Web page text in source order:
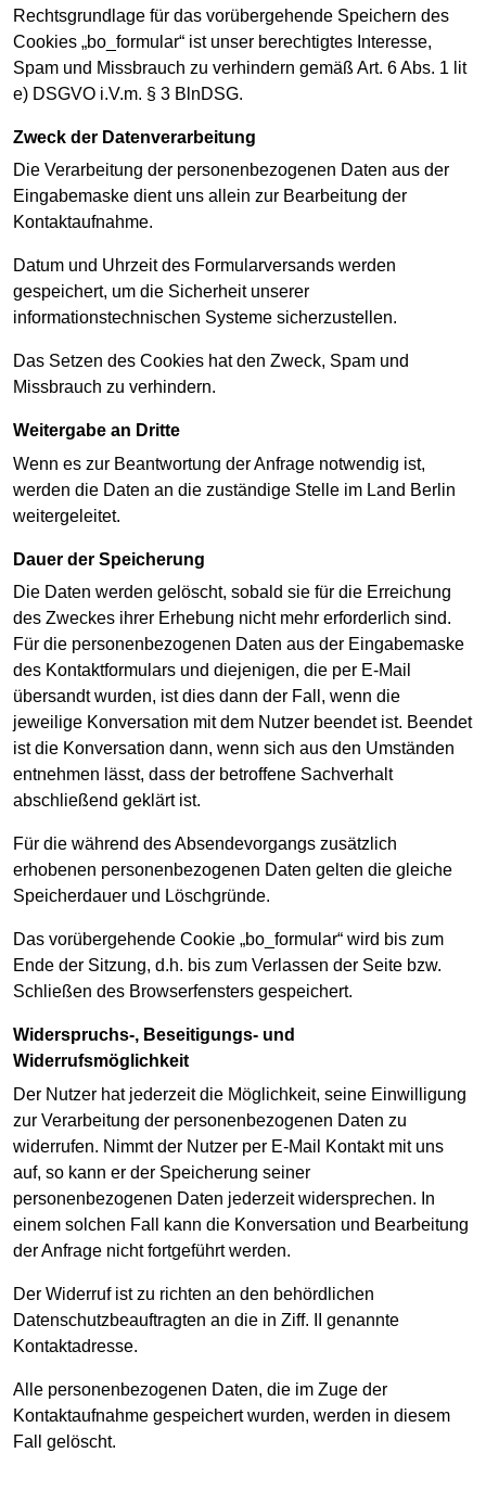
Rechtsgrundlage für das vorübergehende Speichern des
Cookies „bo_formular“ ist unser berechtigtes Interesse,
Spam und Missbrauch zu verhindern gemäß Art. 6 Abs. 1 lit
e) DSGVO i.V.m. § 3 BlnDSG.
Zweck der Datenverarbeitung
Die Verarbeitung der personenbezogenen Daten aus der
Eingabemaske dient uns allein zur Bearbeitung der
Kontaktaufnahme.
Datum und Uhrzeit des Formularversands werden
gespeichert, um die Sicherheit unserer
informationstechnischen Systeme sicherzustellen.
Das Setzen des Cookies hat den Zweck, Spam und
Missbrauch zu verhindern.
Weitergabe an Dritte
Wenn es zur Beantwortung der Anfrage notwendig ist,
werden die Daten an die zuständige Stelle im Land Berlin
weitergeleitet.
Dauer der Speicherung
Die Daten werden gelöscht, sobald sie für die Erreichung
des Zweckes ihrer Erhebung nicht mehr erforderlich sind.
Für die personenbezogenen Daten aus der Eingabemaske
des Kontaktformulars und diejenigen, die per E-Mail
übersandt wurden, ist dies dann der Fall, wenn die
jeweilige Konversation mit dem Nutzer beendet ist. Beendet
ist die Konversation dann, wenn sich aus den Umständen
entnehmen lässt, dass der betroffene Sachverhalt
abschließend geklärt ist.
Für die während des Absendevorgangs zusätzlich
erhobenen personenbezogenen Daten gelten die gleiche
Speicherdauer und Löschgründe.
Das vorübergehende Cookie „bo_formular“ wird bis zum
Ende der Sitzung, d.h. bis zum Verlassen der Seite bzw.
Schließen des Browserfensters gespeichert.
Widerspruchs-, Beseitigungs- und
Widerrufsmöglichkeit
Der Nutzer hat jederzeit die Möglichkeit, seine Einwilligung
zur Verarbeitung der personenbezogenen Daten zu
widerrufen. Nimmt der Nutzer per E-Mail Kontakt mit uns
auf, so kann er der Speicherung seiner
personenbezogenen Daten jederzeit widersprechen. In
einem solchen Fall kann die Konversation und Bearbeitung
der Anfrage nicht fortgeführt werden.
Der Widerruf ist zu richten an den behördlichen
Datenschutzbeauftragten an die in Ziff. II genannte
Kontaktadresse.
Alle personenbezogenen Daten, die im Zuge der
Kontaktaufnahme gespeichert wurden, werden in diesem
Fall gelöscht.